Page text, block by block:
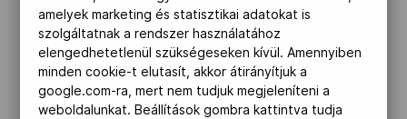
9. Nemzetközi Sportolói Fórumon
Lausanne-ban, valamint a Buenos Aires-i
ifjúsági olimpiát megelőző olimpiai
fórumon. Az esélyegyenlőségi bizottság
októberi megbeszélése már az ő
amelyek marketing és statisztikai adatokat is
szolgáltatnak a rendszer használatához
elengedhetetlenül szükségeseken kívül. Amennyiben
minden cookie-t elutasít, akkor átirányítjuk a
google.com-ra, mert nem tudjuk megjeleníteni a
weboldalunkat. Beállítások gombra kattintva tudja